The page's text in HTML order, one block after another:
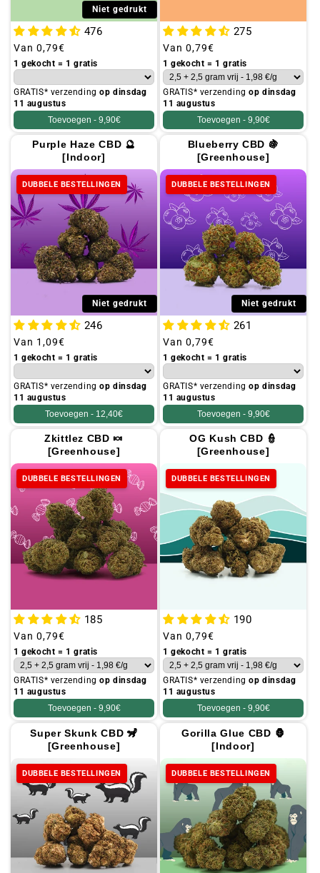
Niet gedrukt
476
Gebruikelijke
prijs
Van 0,79€
1 gekocht = 1 gratis
GRATIS* verzendingop dinsdag
11 augustus
Toevoegen - 9,90€
275
Gebruikelijke
prijs
Van 0,79€
1 gekocht = 1 gratis
GRATIS* verzendingop dinsdag
11 augustus
Toevoegen - 9,90€
Purple Haze CBD 🔮
[Indoor]
DUBBELE BESTELLINGEN
Niet gedrukt
246
Gebruikelijke
prijs
Van 1,09€
1 gekocht = 1 gratis
GRATIS* verzendingop dinsdag
11 augustus
Toevoegen - 12,40€
Blueberry CBD 🍇
[Greenhouse]
DUBBELE BESTELLINGEN
Niet gedrukt
261
Gebruikelijke
prijs
Van 0,79€
1 gekocht = 1 gratis
GRATIS* verzendingop dinsdag
11 augustus
Toevoegen - 9,90€
Zkittlez CBD 🍬
[Greenhouse]
DUBBELE BESTELLINGEN
185
Gebruikelijke
prijs
Van 0,79€
1 gekocht = 1 gratis
GRATIS* verzendingop dinsdag
11 augustus
Toevoegen - 9,90€
OG Kush CBD 👮
[Greenhouse]
DUBBELE BESTELLINGEN
190
Gebruikelijke
prijs
Van 0,79€
1 gekocht = 1 gratis
GRATIS* verzendingop dinsdag
11 augustus
Toevoegen - 9,90€
Super Skunk CBD 🦨
[Greenhouse]
DUBBELE BESTELLINGEN
Gorilla Glue CBD 🦍
[Indoor]
DUBBELE BESTELLINGEN